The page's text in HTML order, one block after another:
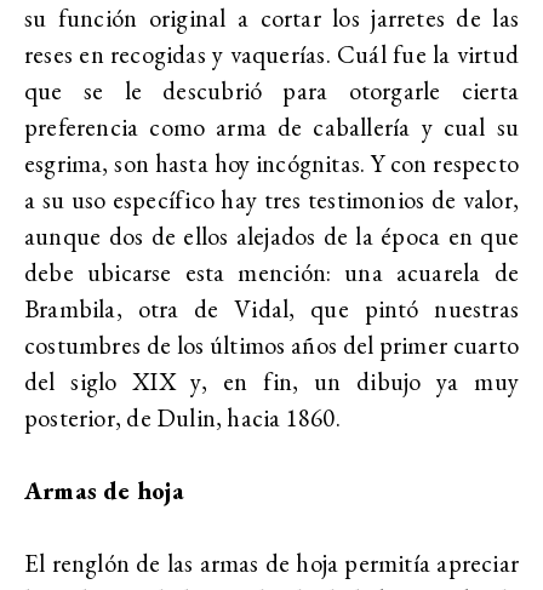
su función original a cortar los jarretes de las
reses en recogidas y vaquerías. Cuál fue la virtud
que se le descubrió para otorgarle cierta
preferencia como arma de caballería y cual su
esgrima, son hasta hoy incógnitas. Y con respecto
a su uso específico hay tres testimonios de valor,
aunque dos de ellos alejados de la época en que
debe ubicarse esta mención: una acuarela de
Brambila, otra de Vidal, que pintó nuestras
costumbres de los últimos años del primer cuarto
del siglo XIX y, en fin, un dibujo ya muy
posterior, de Dulin, hacia 1860.
Armas de hoja
El renglón de las armas de hoja permitía apreciar